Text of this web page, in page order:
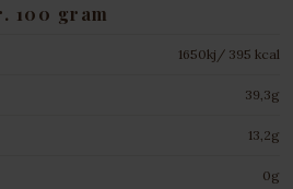
100 gram
1650kj/ 395 kcal
39,3g
13,2g
0g